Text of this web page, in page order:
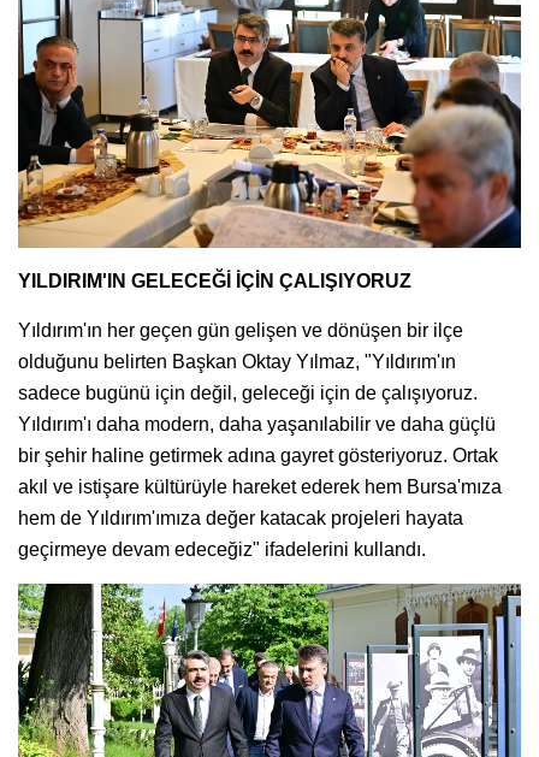
YILDIRIM'IN GELECEĞİ İÇİN ÇALIŞIYORUZ
Yıldırım'ın her geçen gün gelişen ve dönüşen bir ilçe
olduğunu belirten Başkan Oktay Yılmaz, "Yıldırım'ın
sadece bugünü için değil, geleceği için de çalışıyoruz.
Yıldırım'ı daha modern, daha yaşanılabilir ve daha güçlü
bir şehir haline getirmek adına gayret gösteriyoruz. Ortak
akıl ve istişare kültürüyle hareket ederek hem Bursa'mıza
hem de Yıldırım'ımıza değer katacak projeleri hayata
geçirmeye devam edeceğiz" ifadelerini kullandı.